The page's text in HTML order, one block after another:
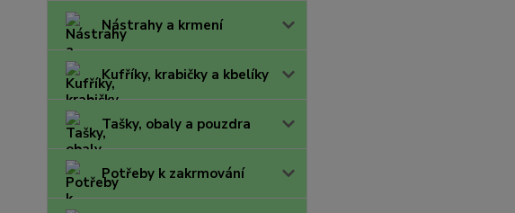
Nástrahy a krmení
Kufříky, krabičky a kbelíky
Tašky, obaly a pouzdra
Potřeby k zakrmování